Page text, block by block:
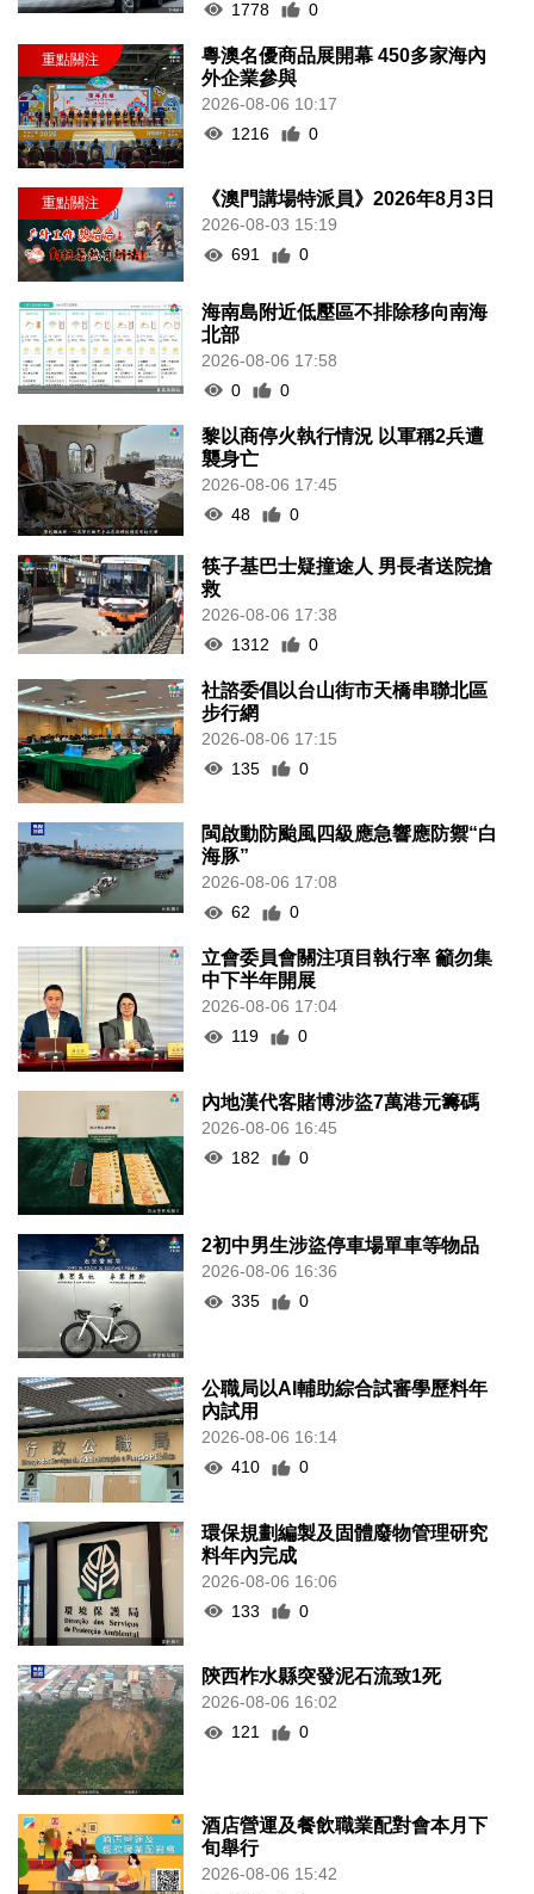
1778 0
粵澳名優商品展開幕 450多家海內
外企業參與
2026-08-06 10:17
1216
0
《澳門講場特派員》2026年8月3日
2026-08-03 15:19
691
0
海南島附近低壓區不排除移向南海
北部
2026-08-06 17:58
0
0
黎以商停火執行情況 以軍稱2兵遭
襲身亡
2026-08-06 17:45
48
0
筷子基巴士疑撞途人 男長者送院搶
救
2026-08-06 17:38
1312
0
社諮委倡以台山街市天橋串聯北區
步行網
2026-08-06 17:15
135
0
閩啟動防颱風四級應急響應防禦“白
海豚”
2026-08-06 17:08
62
0
立會委員會關注項目執行率 籲勿集
中下半年開展
2026-08-06 17:04
119
0
內地漢代客賭博涉盜7萬港元籌碼
2026-08-06 16:45
182
0
2初中男生涉盜停車場單車等物品
2026-08-06 16:36
335
0
公職局以AI輔助綜合試審學歷料年
內試用
2026-08-06 16:14
410
0
環保規劃編製及固體廢物管理研究
料年內完成
2026-08-06 16:06
133
0
陝西柞水縣突發泥石流致1死
2026-08-06 16:02
121
0
酒店營運及餐飲職業配對會本月下
旬舉行
2026-08-06 15:42